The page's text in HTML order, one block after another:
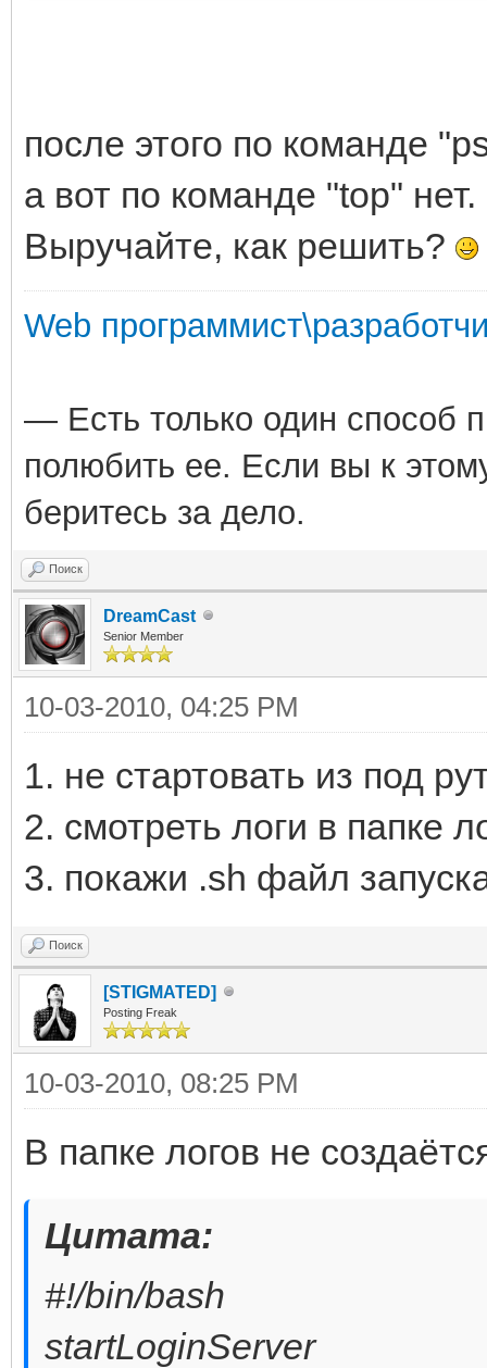
после этого по команде
а вот по команде "top" нет.
Выручайте, как решить?
Web
— Есть только один способ
полюбить ее. Если вы к
беритесь за дело.
Поиск
DreamCast
Senior Member
10-03-2010, 04:25 PM
1. не стартовать из под
2. смотреть логи в папке
3. покажи .sh файл
Поиск
[STIGMATED]
Posting Freak
10-03-2010, 08:25 PM
В папке логов не
Цитата:
#!/bin/bash
startLoginServer